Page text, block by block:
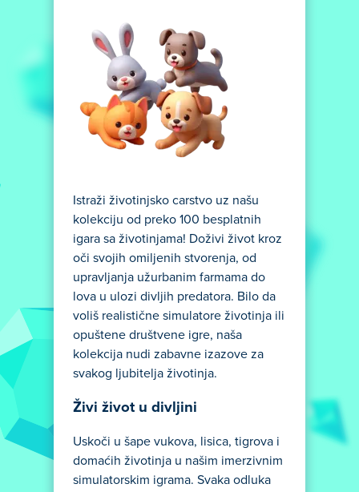
Istraži životinjsko carstvo uz našu
kolekciju od preko 100 besplatnih
igara sa životinjama! Doživi život kroz
oči svojih omiljenih stvorenja, od
upravljanja užurbanim farmama do
lova u ulozi divljih predatora. Bilo da
voliš realistične simulatore životinja ili
opuštene društvene igre, naša
kolekcija nudi zabavne izazove za
svakog ljubitelja životinja.
Živi život u divljini
Uskoči u šape vukova, lisica, tigrova i
domaćih životinja u našim imerzivnim
simulatorskim igrama. Svaka odluka